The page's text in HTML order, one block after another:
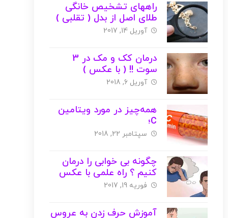
راههای تشخیص خانگی
طلای اصل از بدل ( تقلبی )
+ عکس
آوریل 14, 2017
درمان کک و مک در 3
سوت !! ( با عکس )
آوریل 6, 2018
همه‌چیز در مورد ویتامین
C؛
منابع،فواید،مضرات،کمبود (
سپتامبر 22, 2018
چگونه بی خوابی را درمان
کنیم ؟ راه علمی با عکس
فوریه 19, 2017
آموزش حرف زدن به عروس